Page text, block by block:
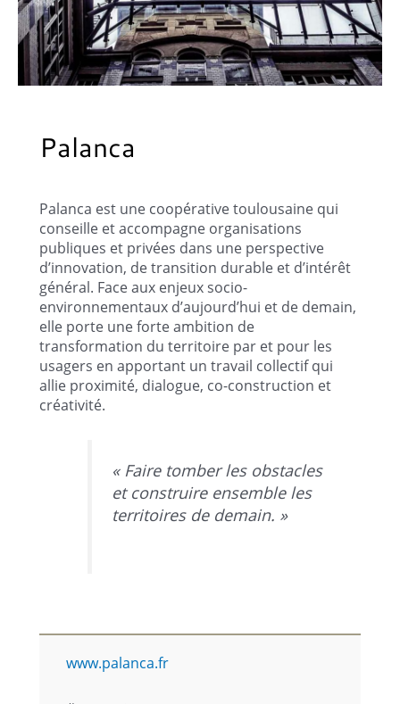
Palanca
Palanca est une coopérative toulousaine qui
conseille et accompagne organisations
publiques et privées dans une perspective
d’innovation, de transition durable et d’intérêt
général. Face aux enjeux socio-
environnementaux d’aujourd’hui et de demain,
elle porte une forte ambition de
transformation du territoire par et pour les
usagers en apportant un travail collectif qui
allie proximité, dialogue, co-construction et
créativité.
« Faire tomber les obstacles
et construire ensemble les
territoires de demain. »
www.palanca.fr